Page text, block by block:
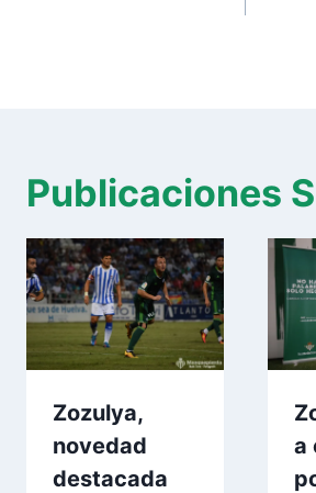
Publicaciones
Zozulya,
novedad
destacada
a